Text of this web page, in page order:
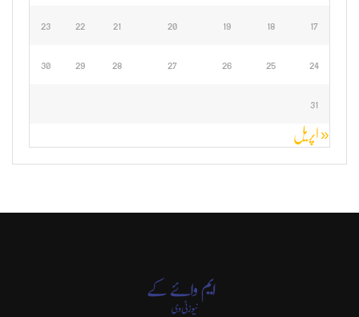
17
18
19
20
21
22
23
24
25
26
27
28
29
30
31
« اپریل